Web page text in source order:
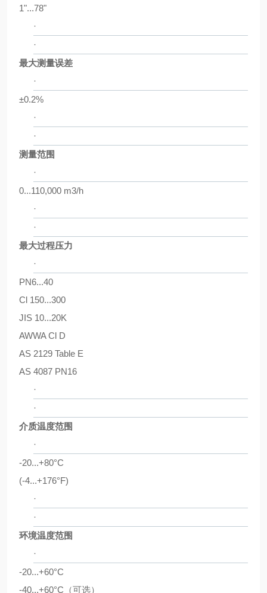
1"...78"
·
·
最大测量误差
·
±0.2%
·
·
测量范围
·
0...110,000 m3/h
·
·
最大过程压力
·
PN6...40
Cl 150...300
JIS 10...20K
AWWA Cl D
AS 2129 Table E
AS 4087 PN16
·
·
介质温度范围
·
-20...+80°C
(-4...+176°F)
·
·
环境温度范围
·
-20...+60°C
-40...+60°C （可选）